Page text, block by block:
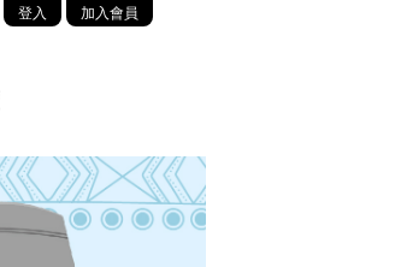
登入 加入會員